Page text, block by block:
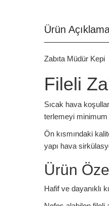
Ürün
Zabıta Müdür Kepi
Fileli
Sıcak hava
terlemeyi
Ön kısmındaki
yapı hava
Ürün
Hafif ve dayanıklı